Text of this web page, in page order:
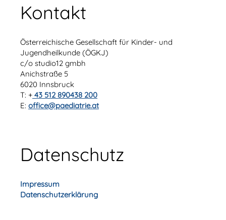
Kontakt
Österreichische Gesellschaft für Kinder- und
Jugendheilkunde (ÖGKJ)
c/o studio12 gmbh
Anichstraße 5
6020 Innsbruck
T: + 43 512 890438 200
E: office@paediatrie.at
Datenschutz
Impressum
Datenschutzerklärung